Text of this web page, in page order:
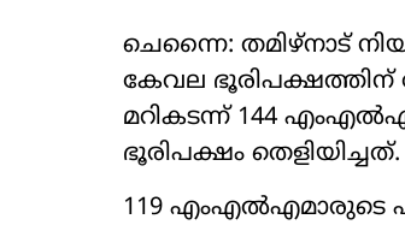
ചെന്നൈ: തമിഴ്നാട്
കേവല ഭൂരിപക്ഷത്തിന്
മറികടന്ന് 144
ഭൂരിപക്ഷം തെളിയിച്ചത്.
119 എംഎൽഎമാരുടെ